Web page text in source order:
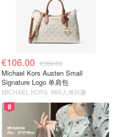
€106.00 €350.00
Michael Kors Austen Small
Signature Logo 单肩包
MICHAEL KORS 966人感兴趣
8